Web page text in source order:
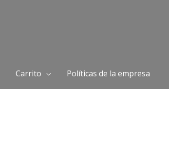
Carrito Políticas de la empresa